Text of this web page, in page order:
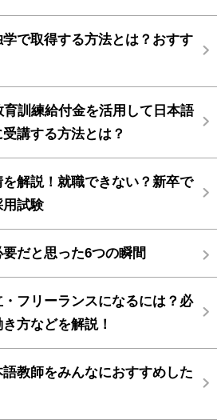
で取得する方法とは？おすす
育訓練給付金を活用して日本語
講する方法とは？
解説！就職できない？新卒で
用試験
だと思った6つの瞬間
フリーランスになるには？必
方などを解説！
教師をみんなにおすすめした